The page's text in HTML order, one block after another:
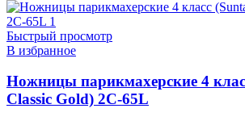
Быстрый просмотр
В избранное
Ножницы парикмахерские 4
Classic Gold) 2C-65L